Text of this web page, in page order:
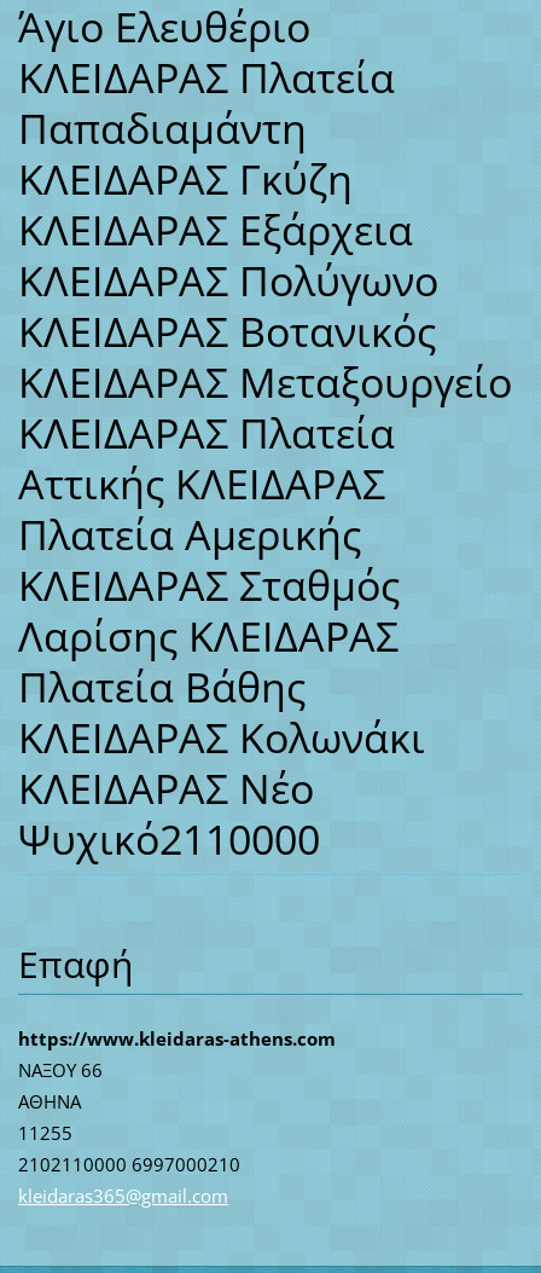
Άγιο Ελευθέριο
ΚΛΕΙΔΑΡΑΣ Πλατεία
Παπαδιαμάντη
ΚΛΕΙΔΑΡΑΣ Γκύζη
ΚΛΕΙΔΑΡΑΣ Εξάρχεια
ΚΛΕΙΔΑΡΑΣ Πολύγωνο
ΚΛΕΙΔΑΡΑΣ Βοτανικός
ΚΛΕΙΔΑΡΑΣ Μεταξουργείο
ΚΛΕΙΔΑΡΑΣ Πλατεία
Αττικής ΚΛΕΙΔΑΡΑΣ
Πλατεία Αμερικής
ΚΛΕΙΔΑΡΑΣ Σταθμός
Λαρίσης ΚΛΕΙΔΑΡΑΣ
Πλατεία Βάθης
ΚΛΕΙΔΑΡΑΣ Κολωνάκι
ΚΛΕΙΔΑΡΑΣ Νέο
Ψυχικό2110000
Επαφή
https://www.kleidaras-athens.com
ΝΑΞΟΥ 66
ΑΘΗΝΑ
11255
2102110000 6997000210
kleidaras365@gmail.com